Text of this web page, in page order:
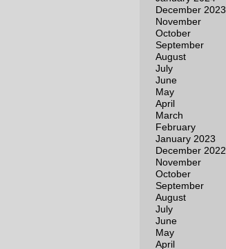
December 2023
November
October
September
August
July
June
May
April
March
February
January 2023
December 2022
November
October
September
August
July
June
May
April